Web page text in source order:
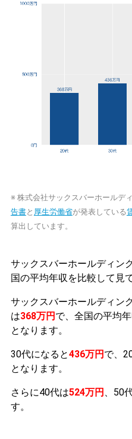
※ 株式会社サックスバーホールデ
告書と 厚生労働省が発表している
算出しています。
サックスバーホールディン
国の平均年収を比較して見
サックスバーホールディン
は368万円 で、全国の平均
となります。
30代になると436万円 で、
となります。
さらに40代は524万円 、50
す。